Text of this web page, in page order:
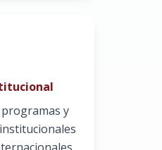
y